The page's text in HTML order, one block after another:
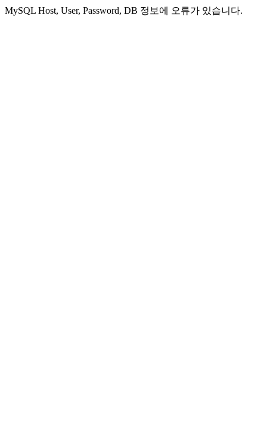
MySQL Host, User, Password, DB 정보에 오류가 있습니다.